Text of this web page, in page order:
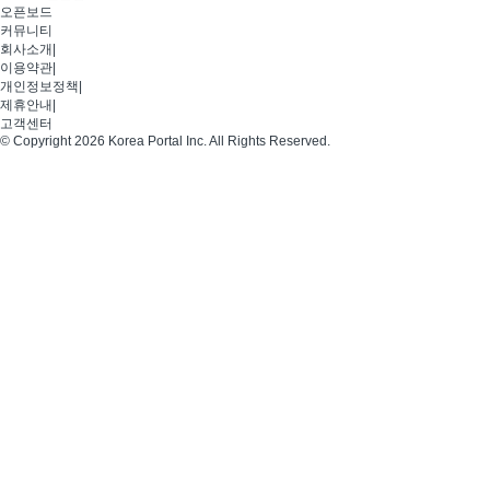
오픈보드
커뮤니티
회사소개
이용약관
개인정보정책
제휴안내
고객센터
© Copyright 2026 Korea Portal Inc. All Rights Reserved.